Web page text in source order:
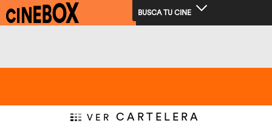
BUSCA TU CINE
VER CARTELERA